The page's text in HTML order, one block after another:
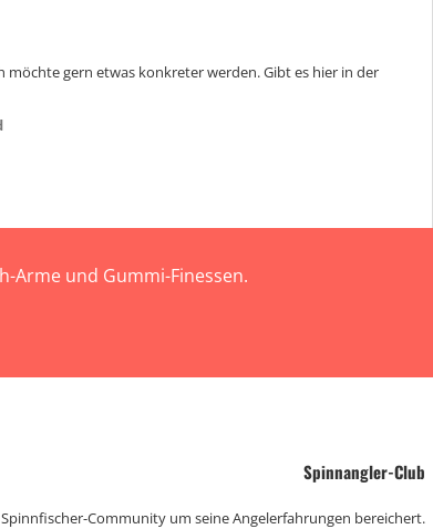
möchte gern etwas konkreter werden. Gibt es hier in der
Arme und Gummi-Finessen.
Spinnangler-Club
Community um seine Angelerfahrungen bereichert.